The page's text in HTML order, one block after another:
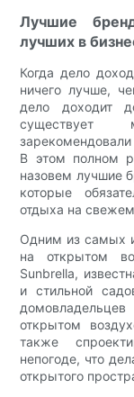
Лучшие
лучших в
Когда дело
ничего лучше,
дело доходит
существует
В этом полном
назовем лучшие
которые
отдыха на
Одним из самых
на открытом
Sunbrella,
и стильной
открытом
также
непогоде, что
открытого